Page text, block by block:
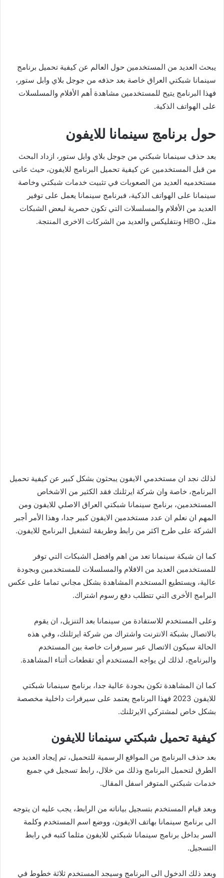
يبحث العديد من المستخدمين حول العالم عن كيفية تحميل برنامج
سينمانا شبكتي العراق خاصة بعد حذفه من جوجل بلاي وابل ستور،
فهذا البرنامج يتيح للمستخدمين مشاهدة أهم الأفلام والمسلسلات
على الهواتف الذكية.
حول برنامج سينمانا للايفون
بعد حذف سينمانا شبكتي من جوجل بلاي وابل ستور، ازداد البحث
من قبل المستخدمين عن كيفية تحميل البرنامج للايفون، حيث عانى
مستخدميه العديد من الصعوبات في تثبيت خدمات شبكتي وخاصة
سينمانا على الهواتف الذكية، فبرنامج سينمانا يعمل على توفير
العديد من الأفلام والمسلسلات التي تكون حصرية لبعض الشبكات
مثل، HBO ونتفليكس والعديد من الشركات الاخرى المنتجة.
لذلك نجد ان مستخدمي الايفون يبحثون بشكل كبير عن كيفية تحميل
البرنامج، خاصة وان شركة ايرثلنك فقد الكثير من الاشخاص
المستخدمين، برنامج سينمانا شبكتي العراق الاصلي للايفون ومن
المهم ان نعلم ان عدد مستخدمين الايفون كبير جدا، وهذا الأمر أجبر
الشركة على طرح اكثر من رابط وطريقة لتشغيل البرنامج للايفون.
كما ان شبكة سينمانا تعد من اهم وافضل الشبكات التي توفر
للمستخدمين العديد من الافلام والمسلسلات للمستخدمين وبجودة
عالية، ويستطيع المستخدم المشاهدة بشكل مجاني تماما على عكس
البرامج الأخرى التي تتطلب دفع رسوم اشتراك.
وعلى المستخدم للاستفادة من سينمانا بعد التنزيل، ان يقوم
بالاتصال بشبكة الانترنت واشتراك من شركة ايرثلنك، وفي هذه
الحالة سيكون الاتصال عبر سيرفرات خاصة بين المستخدم
والبرنامج، لذلك لن يواجه المستخدم أي تقطعات أثناء المشاهدة.
كما ان المشاهدة تكون بجودة عالية جدا، برنامج سينمانا شبكتي
للايفون 2023 فهذا البرنامج يعتمد على سيرفرات داخلية مخصصة
بشكل خاص لمشتركي الايرثلنك.
كيفية تحميل شبكتي سينمانا للايفون
بعد حذف البرنامج من المواقع الرسمية للتحميل، تم إيجاد العديد من
الطرق لتحميل البرنامج وذلك من خلال، رابط تسجيل في جميع
خدمات شبكتي المتوفر اسفل المقال.
وبعد قيام المستخدم بتسجيل بياناته من الرابط، يجب عليه ان يتوجه
الى برنامج سينمانا بهاتف الايفون، ووضع اسم المستخدم وكلمة
السر بداخل برنامج سينمانا شبكتي للايفون مثلما كتبه في رابط
التسجيل.
وبعد ذلك الدخول الى البرنامج وسيجد المستخدم ثلاثة خطوط في